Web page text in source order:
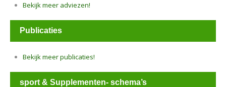
Bekijk meer adviezen!
Publicaties
Bekijk meer publicaties!
sport & Supplementen- schema’s